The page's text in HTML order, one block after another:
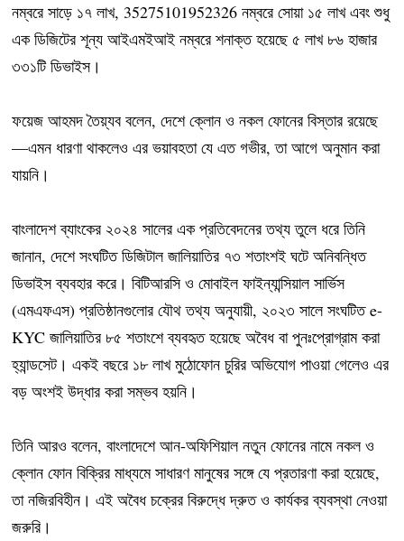
নম্বরে সাড়ে ১৭ লাখ, 35275101952326 নম্বরে সোয়া ১৫ লাখ এবং শুধু
এক ডিজিটের শূন্য আইএমইআই নম্বরে শনাক্ত হয়েছে ৫ লাখ ৮৬ হাজার
৩৩১টি ডিভাইস।
ফয়েজ আহমদ তৈয়্যব বলেন, দেশে ক্লোন ও নকল ফোনের বিস্তার রয়েছে
—এমন ধারণা থাকলেও এর ভয়াবহতা যে এত গভীর, তা আগে অনুমান করা
যায়নি।
বাংলাদেশ ব্যাংকের ২০২৪ সালের এক প্রতিবেদনের তথ্য তুলে ধরে তিনি
জানান, দেশে সংঘটিত ডিজিটাল জালিয়াতির ৭৩ শতাংশই ঘটে অনিবন্ধিত
ডিভাইস ব্যবহার করে। বিটিআরসি ও মোবাইল ফাইন্যান্সিয়াল সার্ভিস
(এমএফএস) প্রতিষ্ঠানগুলোর যৌথ তথ্য অনুযায়ী, ২০২৩ সালে সংঘটিত e-
KYC জালিয়াতির ৮৫ শতাংশে ব্যবহৃত হয়েছে অবৈধ বা পুনঃপ্রোগ্রাম করা
হ্যান্ডসেট। একই বছরে ১৮ লাখ মুঠোফোন চুরির অভিযোগ পাওয়া গেলেও এর
বড় অংশই উদ্ধার করা সম্ভব হয়নি।
তিনি আরও বলেন, বাংলাদেশে আন-অফিশিয়াল নতুন ফোনের নামে নকল ও
ক্লোন ফোন বিক্রির মাধ্যমে সাধারণ মানুষের সঙ্গে যে প্রতারণা করা হয়েছে,
তা নজিরবিহীন। এই অবৈধ চক্রের বিরুদ্ধে দ্রুত ও কার্যকর ব্যবস্থা নেওয়া
জরুরি।